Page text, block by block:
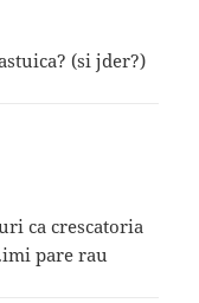
(si jder?)
ca crescatoria
pare rau